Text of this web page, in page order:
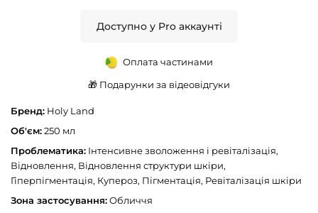
Доступно у Pro аккаунті
Оплата частинами
🎁 Подарунки за відеовідгуки
Бренд: Holy Land
Об'єм:250 мл
Проблематика: Інтенсивне зволоження і ревіталізація,
Відновлення, Відновлення структури шкіри,
Гіперпігментація, Купероз, Пігментація, Ревіталізація шкіри
Зона застосування:Обличчя